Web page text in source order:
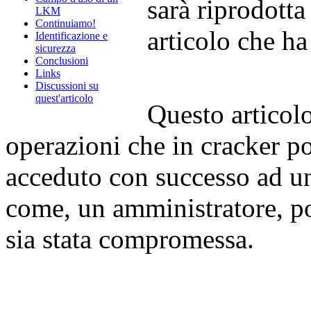
LKM
Continuiamo!
Identificazione e
sicurezza
Conclusioni
Links
Discussioni su
quest'articolo
sarà
articolo che
Questo
operazioni che in cracker
acceduto con successo ad
come, un amministratore,
sia stata compromessa.